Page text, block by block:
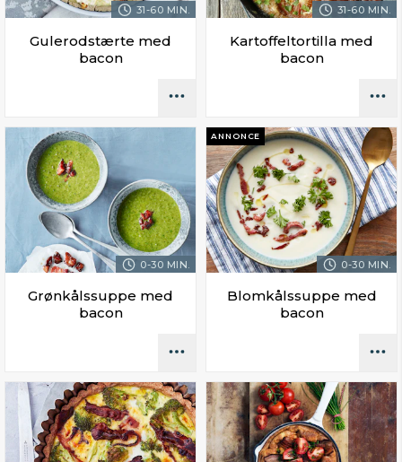
31-60 MIN.
Gulerodstærte med
bacon
31-60 MIN.
Kartoffeltortilla med
bacon
0-30 MIN.
Grønkålssuppe med
bacon
0-30 MIN.
ANNONCE
Blomkålssuppe med
bacon